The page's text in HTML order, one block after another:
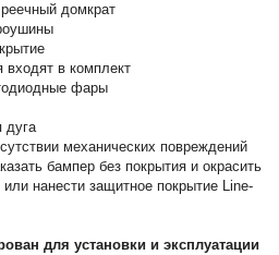
домкрат
входят в комплект
фары
дуга
механических повреждений
бампер без покрытия и окрасить
нанести защитное покрытие Line-
для установки и эксплуатации